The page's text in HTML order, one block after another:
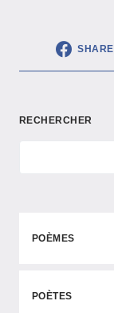
SHARE
RECHERCHER
POÈMES
POÈTES